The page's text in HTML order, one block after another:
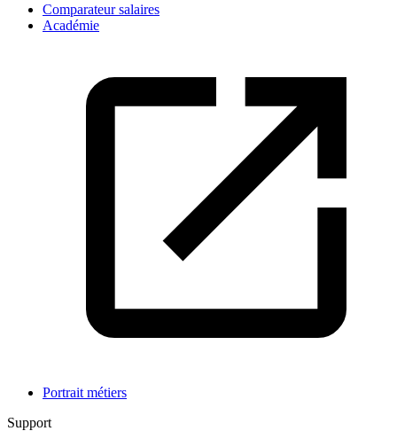
Comparateur salaires
Académie
Portrait métiers
Support